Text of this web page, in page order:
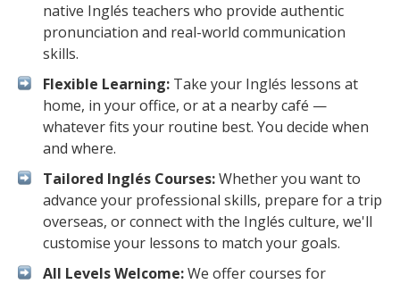
native Inglés teachers who provide authentic
pronunciation and real-world communication
skills.
Flexible Learning: Take your Inglés lessons at
home, in your office, or at a nearby café —
whatever fits your routine best. You decide when
and where.
Tailored Inglés Courses:Whether you want to
advance your professional skills, prepare for a trip
overseas, or connect with the Inglés culture, we'll
customise your lessons to match your goals.
All Levels Welcome:We offer courses for